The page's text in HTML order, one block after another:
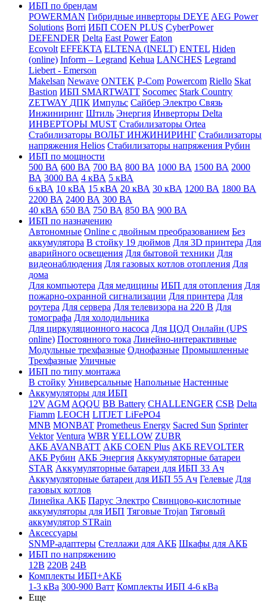
ИБП по брендам
POWERMAN Гибридные инверторы DEYE AEG Power
Solutions Borri ИБП COEN PLUS CyberPower
DEFENDER Delta East Power Eaton
Ecovolt EFFEKTA ELTENA (INELT) ENTEL Hiden
(online) Inform – Legrand Kehua LANCHES Legrand
Liebert - Emerson
Makelsan Newave ONTEK P-Com Powercom Riello Skat
Bastion ИБП SMARTWATT Socomec Stark Country
ZETWAY ДПК Импульс Сайбер Электро Связь
Инжиниринг Штиль Энергия Инверторы Delta
ИНВЕРТОРЫ MUST Стабилизаторы Ortea
Стабилизаторы ВОЛЬТ ИНЖИНИРИНГ Стабилизаторы
напряжения Helios Стабилизаторы напряжения Рубин
ИБП по мощности
500 ВА 600 ВА 700 ВА 800 ВА 1000 ВА 1500 ВА 2000
ВА 3000 ВА 4 кВА 5 кВА
6 кВА 10 кВА 15 кВА 20 кВА 30 кВА 1200 ВА 1800 ВА
2200 ВА 2400 ВА 300 ВА
40 кВА 650 ВА 750 ВА 850 ВА 900 ВА
ИБП по назначению
Автономные Online с двойным преобразованием Без
аккумулятора В стойку 19 дюймов Для 3D принтера Для
аварийного освещения Для бытовой техники Для
видеонаблюдения Для газовых котлов отопления Для
дома
Для компьютера Для медицины ИБП для отопления Для
пожарно-охранной сигнализации Для принтера Для
роутера Для сервера Для телевизора на 220 В Для
томографа Для холодильника
Для циркуляционного насоса Для ЦОД Онлайн (UPS
online) Постоянного тока Линейно-интерактивные
Модульные трехфазные Однофазные Промышленные
Трехфазные Уличные
ИБП по типу монтажа
В стойку Универсальные Напольные Настенные
Аккумуляторы для ИБП
12V AGM AQQU BB Battery CHALLENGER CSB Delta
Fiamm LEOCH LITJET LiFePO4
MNB MONBAT Prometheus Energy Sacred Sun Sprinter
Vektor Ventura WBR YELLOW ZUBR
АКБ AVANBATT АКБ COEN Plus АКБ REVOLTER
АКБ Рубин АКБ Энергия Аккумуляторные батареи
STAR Аккумуляторные батареи для ИБП 33 Ач
Аккумуляторные батареи для ИБП 55 Ач Гелевые Для
газовых котлов
Линейка АКБ Парус Электро Свинцово-кислотные
аккумуляторы для ИБП Тяговые Trojan Тяговый
аккумулятор STRain
Аксессуары
SNMP-адаптеры Стеллажи для АКБ Шкафы для АКБ
ИБП по напряжению
12В 220В 24В
Комплекты ИБП+АКБ
1-3 кВа 300-900 Ватт Комплекты ИБП 4-6 кВа
Еще